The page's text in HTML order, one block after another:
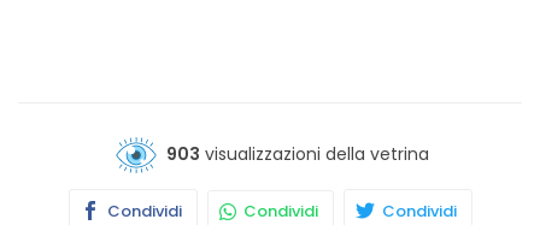
903 visualizzazioni della vetrina
Condividi Condividi Condividi